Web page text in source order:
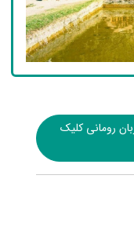
رومانی کلیک